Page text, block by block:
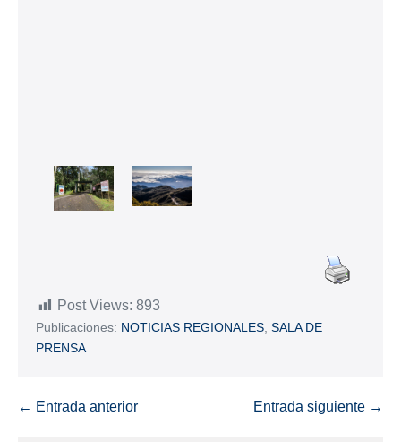
Post Views: 893
Publicaciones: NOTICIAS REGIONALES SALA DE
PRENSA
← Entrada anterior Entrada siguiente →